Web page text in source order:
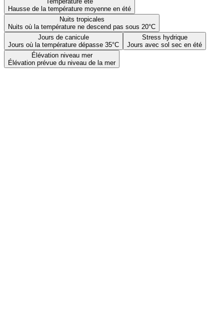
Hausse de la température moyenne en été
Nuits tropicales
Nuits où la température ne descend pas sous 20°C
Jours de canicule
Jours où la température dépasse 35°C
Stress hydrique
Jours avec sol sec en été
Élévation niveau mer
Élévation prévue du niveau de la mer